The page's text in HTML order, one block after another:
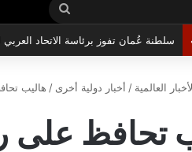
بحث
عن
سلطنة عُمان تفوز برئاسة الاتحاد
العالمية / أخبار دولية أخرى / هاليب
تحافظ على